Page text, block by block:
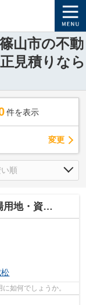
山市の不動
見積りなら
件を表示
変更
材置き場
如何でしょうか。